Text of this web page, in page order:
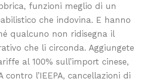
funzioni meglio di un
che indovina. E hanno
qualcuno non ridisegna il
che li circonda. Aggiungete
al 100% sull’import cinese,
contro l’IEEPA, cancellazioni di